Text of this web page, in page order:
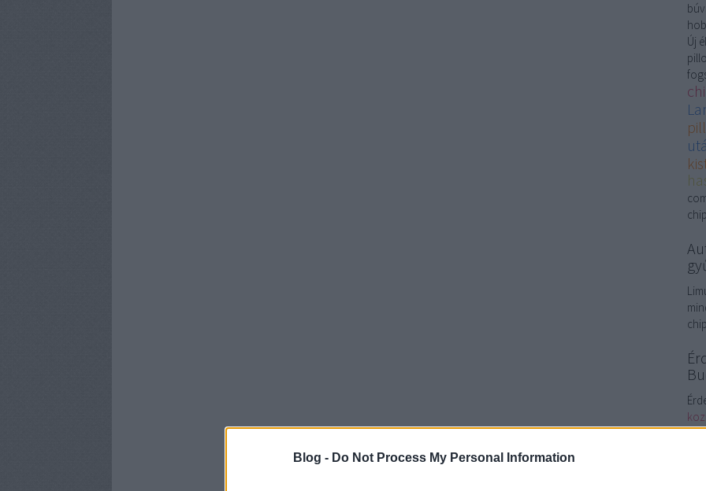
Blog - Do Not Process My Personal Information
Új